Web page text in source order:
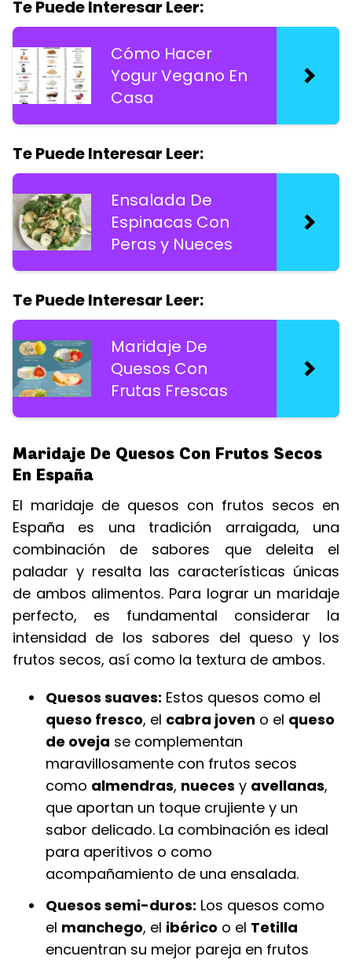
Te Puede Interesar Leer:
Cómo Hacer
Yogur Vegano En
Casa
Te Puede Interesar Leer:
Ensalada De
Espinacas Con
Peras y Nueces
Te Puede Interesar Leer:
Maridaje De
Quesos Con
Frutas Frescas
Maridaje De Quesos Con Frutos Secos
En España
El maridaje de quesos con frutos secos en
España es una tradición arraigada, una
combinación de sabores que deleita el
paladar y resalta las características únicas
de ambos alimentos. Para lograr un maridaje
perfecto, es fundamental considerar la
intensidad de los sabores del queso y los
frutos secos, así como la textura de ambos.
Quesos suaves: Estos quesos como el
queso fresco, el cabra joven o el queso
de oveja se complementan
maravillosamente con frutos secos
como almendras, nueces y avellanas,
que aportan un toque crujiente y un
sabor delicado. La combinación es ideal
para aperitivos o como
acompañamiento de una ensalada.
Quesos semi-duros: Los quesos como
el manchego, el ibérico o el Tetilla
encuentran su mejor pareja en frutos